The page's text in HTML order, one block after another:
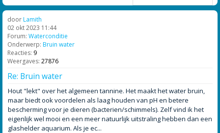
doorLamith
02 okt 2023 11:44
Forum: Waterconditie
Onderwerp: Bruin water
Reacties: 9
Weergaves: 27876
Re: Bruin water
Hout "lekt" over het algemeen tannine. Het maakt het water bruin,
maar biedt ook voordelen als laag houden van pH en betere
bescherming voor je dieren (bacterien/schimmels). Zelf vind ik het
eigenlijk wel mooi en een meer natuurlijk uitstraling hebben dan een
glashelder aquarium. Als je ec...